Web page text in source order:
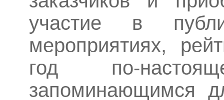
участие в
мероприятиях,
год по-
запоминающимся